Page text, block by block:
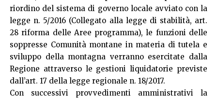
riordino del sistema di governo locale avviato con la
legge n. 5/2016 (Collegato alla legge di stabilità, art.
28 riforma delle Aree programma), le funzioni delle
soppresse Comunità montane in materia di tutela e
sviluppo della montagna verranno esercitate dalla
Regione attraverso le gestioni liquidatorie previste
dall’art. 17 della legge regionale n. 18/2017.
Con successivi provvedimenti amministrativi la